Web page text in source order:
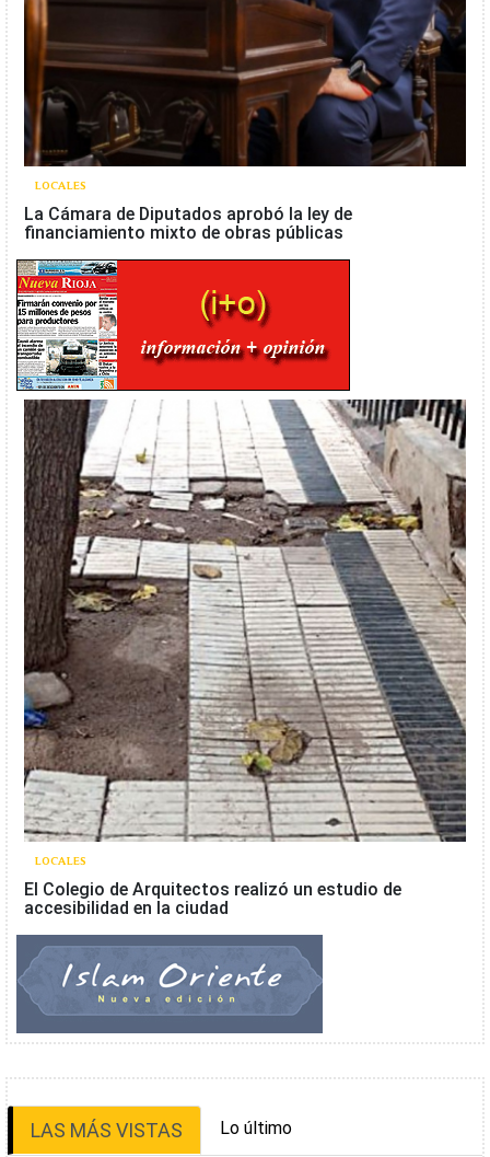
LOCALES
La Cámara de Diputados aprobó la ley de
financiamiento mixto de obras públicas
LOCALES
El Colegio de Arquitectos realizó un estudio de
accesibilidad en la ciudad
LAS MÁS VISTAS
Lo último